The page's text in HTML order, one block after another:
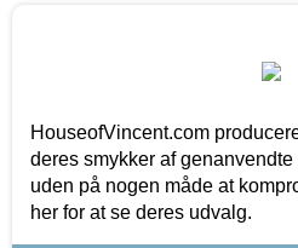
HouseofVincent.com
deres smykker af
uden på nogen måde at
her for at se deres udvalg.